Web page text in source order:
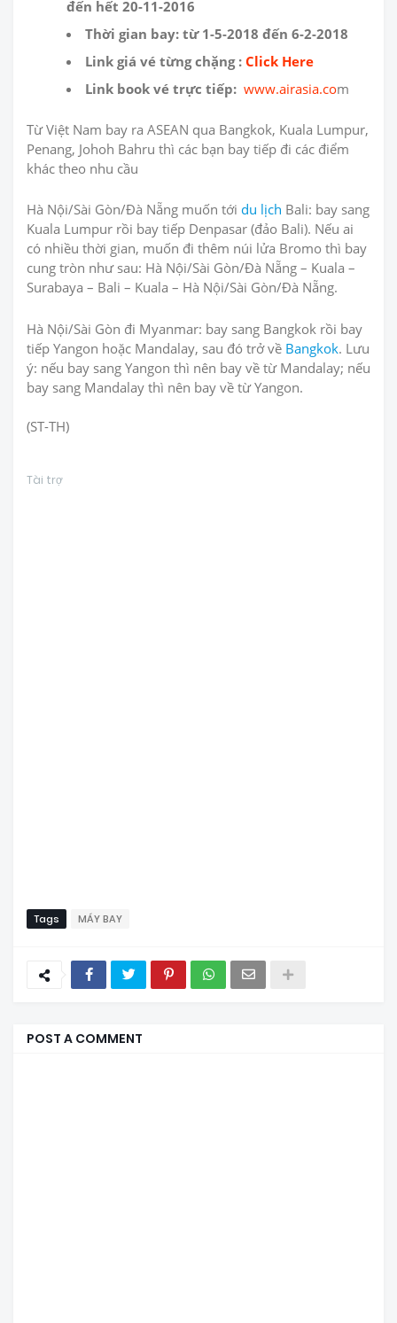
đến hết 20-11-2016
Thời gian bay: từ 1-5-2018 đến 6-2-2018
Link giá vé từng chặng : Click Here
Link book vé trực tiếp: www.airasia.com
Từ Việt Nam bay ra ASEAN qua Bangkok, Kuala Lumpur,
Penang, Johoh Bahru thì các bạn bay tiếp đi các điểm
khác theo nhu cầu
Hà Nội/Sài Gòn/Đà Nẵng muốn tới du lịch Bali: bay sang
Kuala Lumpur rồi bay tiếp Denpasar (đảo Bali). Nếu ai
có nhiều thời gian, muốn đi thêm núi lửa Bromo thì bay
cung tròn như sau: Hà Nội/Sài Gòn/Đà Nẵng – Kuala –
Surabaya – Bali – Kuala – Hà Nội/Sài Gòn/Đà Nẵng.
Hà Nội/Sài Gòn đi Myanmar: bay sang Bangkok rồi bay
tiếp Yangon hoặc Mandalay, sau đó trở về Bangkok. Lưu
ý: nếu bay sang Yangon thì nên bay về từ Mandalay; nếu
bay sang Mandalay thì nên bay về từ Yangon.
(ST-TH)
Tài trợ
Tags MÁY BAY
POST A COMMENT